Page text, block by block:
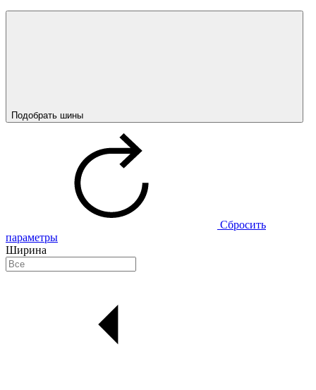
Подобрать шины
Сбросить
параметры
Ширина